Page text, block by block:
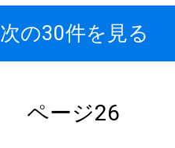
次の30件を見る
ページ26